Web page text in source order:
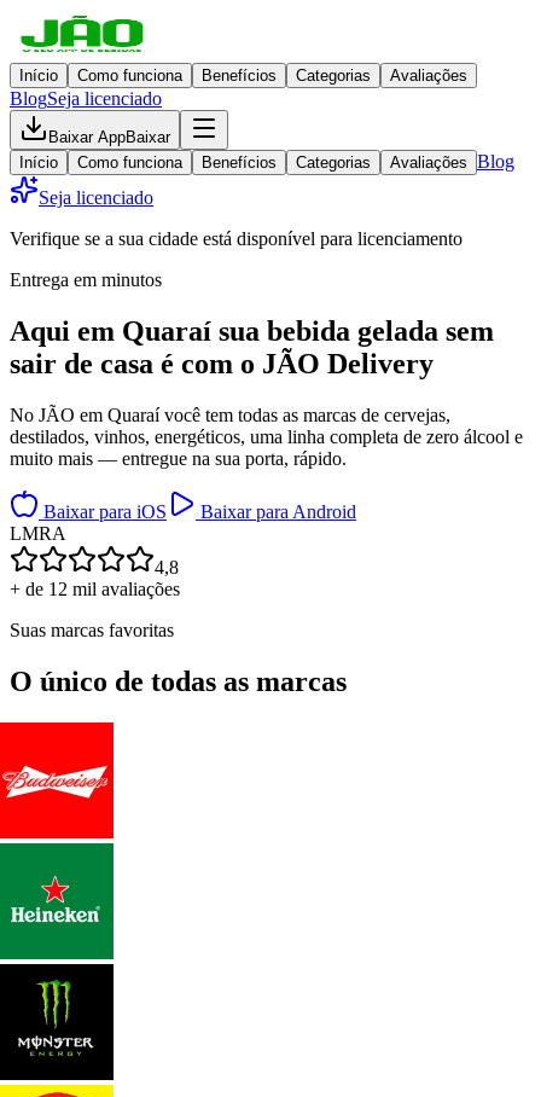
Início Como funciona Benefícios Categorias Avaliações
BlogSeja licenciado
Baixar AppBaixar
Início
Como funciona Benefícios Categorias Avaliações Blog
Seja licenciado
Verifique se a sua cidade está disponível para licenciamento
Entrega em minutos
Aqui em Quaraí sua bebida gelada sem
sair de casa é com o JÃO Delivery
No JÃO em Quaraí você tem todas as marcas de cervejas,
destilados, vinhos, energéticos, uma linha completa de zero álcool e
muito mais — entregue na sua porta, rápido.
Baixar para iOS
Baixar para Android
LMRA
4,8
+ de 12 mil avaliações
Suas marcas favoritas
O único de todas as marcas